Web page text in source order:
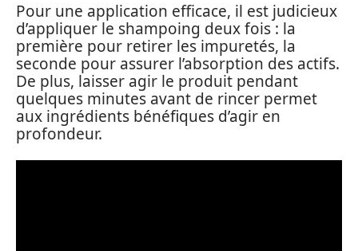
Pour une application efficace, il est judicieux
d’appliquer le shampoing deux fois : la
première pour retirer les impuretés, la
seconde pour assurer l’absorption des actifs.
De plus, laisser agir le produit pendant
quelques minutes avant de rincer permet
aux ingrédients bénéfiques d’agir en
profondeur.